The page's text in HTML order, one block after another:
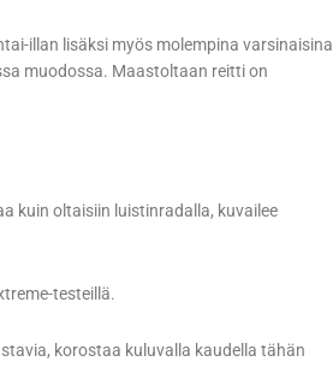
illan lisäksi myös molempina varsinaisina
muodossa. Maastoltaan reitti on
kuin oltaisiin luistinradalla, kuvailee
testeillä.
korostaa kuluvalla kaudella tähän